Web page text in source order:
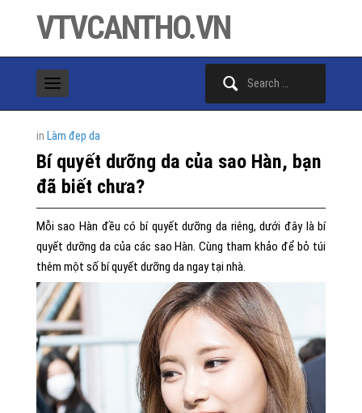
VTVCANTHO.VN
in Làm đẹp da
Bí quyết dưỡng da của sao Hàn, bạn
đã biết chưa?
Mỗi sao Hàn đều có bí quyết dưỡng da riêng, dưới đây là bí
quyết dưỡng da của các sao Hàn. Cùng tham khảo để bỏ túi
thêm một số bí quyết dưỡng da ngay tại nhà.